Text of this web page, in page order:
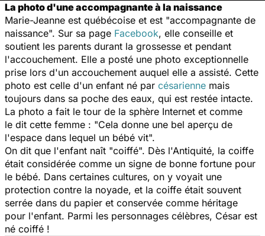
La photo d'une accompagnante à la naissance
Marie-Jeanne est québécoise et est "accompagnante de
naissance". Sur sa page Facebook, elle conseille et
soutient les parents durant la grossesse et pendant
l'accouchement. Elle a posté une photo exceptionnelle
prise lors d'un accouchement auquel elle a assisté. Cette
photo est celle d'un enfant né par césarienne mais
toujours dans sa poche des eaux, qui est restée intacte.
La photo a fait le tour de la sphère Internet et comme
le dit cette femme : "Cela donne une bel aperçu de
l'espace dans lequel un bébé vit".
On dit que l'enfant naît "coiffé". Dès l'Antiquité, la coiffe
était considérée comme un signe de bonne fortune pour
le bébé. Dans certaines cultures, on y voyait une
protection contre la noyade, et la coiffe était souvent
serrée dans du papier et conservée comme héritage
pour l'enfant. Parmi les personnages célèbres, César est
né coiffé !